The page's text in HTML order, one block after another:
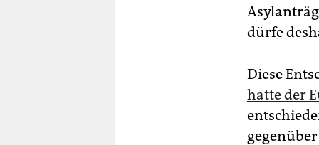
dürfe
Diese
hatte der